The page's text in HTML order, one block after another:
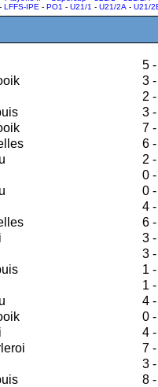
- LFFS-IPE - PO1 - U21/1 - U21/2A - U21/
5
3
2
3
7
6
2
0
0
4
6
3
3
1
1
4
0
4
7
3
8